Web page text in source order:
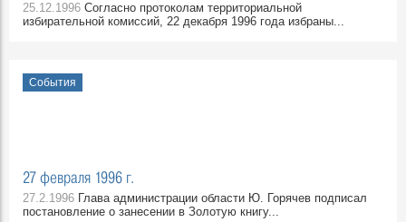
25.12.1996 Согласно протоколам территориальной
избирательной комиссий, 22 декабря 1996 года избраны...
События
27 февраля 1996 г.
27.2.1996 Глава администрации области Ю. Горячев подписал
постановление о занесении в Золотую книгу...